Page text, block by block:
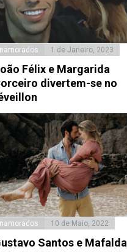
namorados 1 de Janeiro, 2023
Félix e Margarida
divertem-se no
namorados 10 de Maio, 2022
Santos e Mafalda